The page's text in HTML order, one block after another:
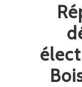
réparation et